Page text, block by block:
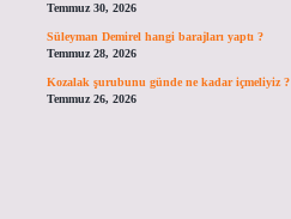
Temmuz 30, 2026
Süleyman Demirel hangi barajları yaptı ?
Temmuz 28, 2026
Kozalak şurubunu günde ne kadar içmeliyiz ?
Temmuz 26, 2026